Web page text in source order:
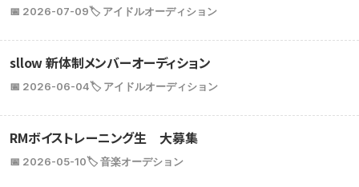
📅 2026-07-09🏷️ アイドルオーディション
sllow 新体制メンバーオーディション
📅 2026-06-04🏷️ アイドルオーディション
RMボイストレーニング生 大募集
📅 2026-05-10🏷️ 音楽オーデション